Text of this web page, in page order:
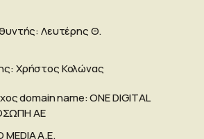
Λευτέρης Θ.
Χρήστος Κολώνας
domain name: ΟΝΕ DIGITAL
ΑΕ
A.E.